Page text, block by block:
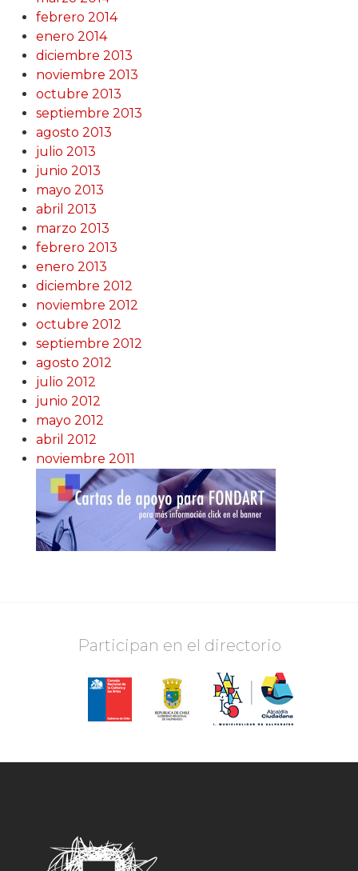
febrero 2014
enero 2014
diciembre 2013
noviembre 2013
octubre 2013
septiembre 2013
agosto 2013
julio 2013
junio 2013
mayo 2013
abril 2013
marzo 2013
febrero 2013
enero 2013
diciembre 2012
noviembre 2012
octubre 2012
septiembre 2012
agosto 2012
julio 2012
junio 2012
mayo 2012
abril 2012
noviembre 2011
Participan en el directorio